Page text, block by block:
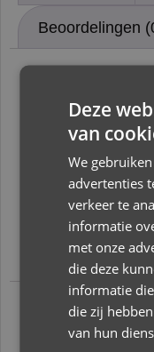
Beoordelingen
Maileg Konijn
Dit konijntje is
uniek pluche.
nek. Het ziet er
iemands beste
Deze
van
We
advertenties
verkeer te
informatie
met onze
die deze
informatie
die zij
van hun